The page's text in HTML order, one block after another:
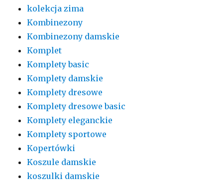
kolekcja zima
Kombinezony
Kombinezony damskie
Komplet
Komplety basic
Komplety damskie
Komplety dresowe
Komplety dresowe basic
Komplety eleganckie
Komplety sportowe
Kopertówki
Koszule damskie
koszulki damskie